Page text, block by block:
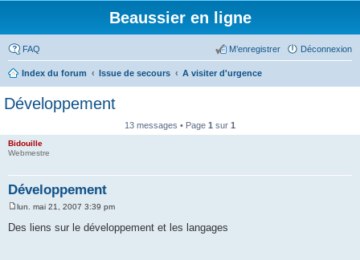
Beaussier en ligne
FAQ Déconnexion
M’enregistrer
Index du forum Issue de secours A visiter d'urgence
Développement
13 messages • Page 1 sur 1
Bidouille
Webmestre
Développement
s
lun. mai 21, 2007 3:39 pm
Des liens sur le développement et les langages